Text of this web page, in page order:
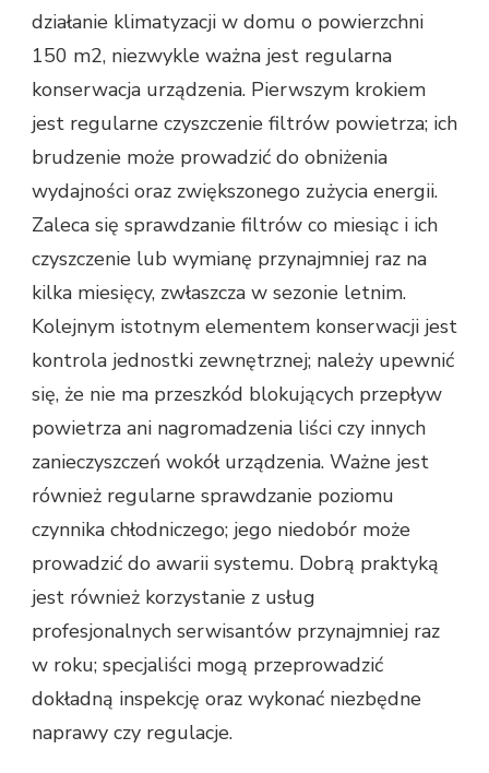
działanie klimatyzacji w domu o powierzchni
150 m2, niezwykle ważna jest regularna
konserwacja urządzenia. Pierwszym krokiem
jest regularne czyszczenie filtrów powietrza; ich
brudzenie może prowadzić do obniżenia
wydajności oraz zwiększonego zużycia energii.
Zaleca się sprawdzanie filtrów co miesiąc i ich
czyszczenie lub wymianę przynajmniej raz na
kilka miesięcy, zwłaszcza w sezonie letnim.
Kolejnym istotnym elementem konserwacji jest
kontrola jednostki zewnętrznej; należy upewnić
się, że nie ma przeszkód blokujących przepływ
powietrza ani nagromadzenia liści czy innych
zanieczyszczeń wokół urządzenia. Ważne jest
również regularne sprawdzanie poziomu
czynnika chłodniczego; jego niedobór może
prowadzić do awarii systemu. Dobrą praktyką
jest również korzystanie z usług
profesjonalnych serwisantów przynajmniej raz
w roku; specjaliści mogą przeprowadzić
dokładną inspekcję oraz wykonać niezbędne
naprawy czy regulacje.